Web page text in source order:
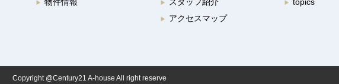
▶︎ ▶︎
▶︎ アクセスマップ
▶︎
Copyright @Century21 A-house All right reserve